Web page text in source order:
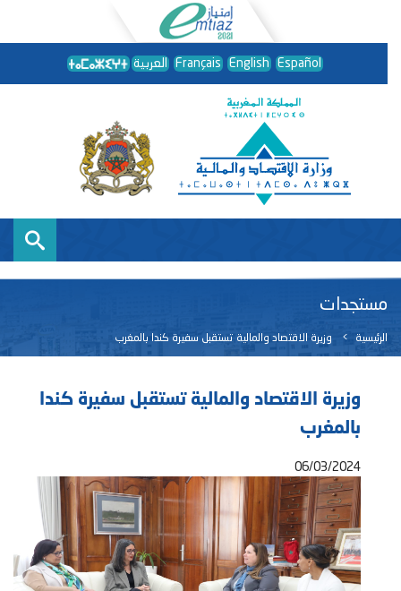
العربية Français English Español
مستجدات
الرئيسية وزيرة الاقتصاد والمالية تستقبل سفيرة كندا بالمغرب
وزيرة الاقتصاد والمالية تستقبل سفيرة كندا
بالمغرب
06/03/2024